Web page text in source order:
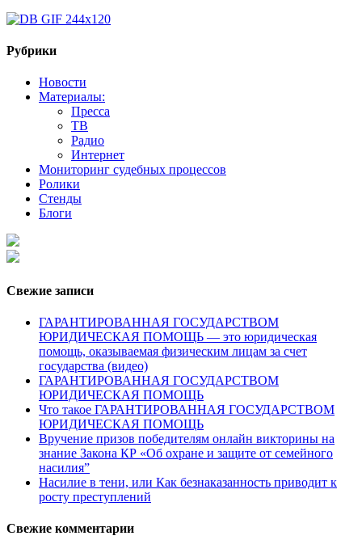
Рубрики
Новости
Материалы:
Пресса
ТВ
Радио
Интернет
Мониторинг судебных процессов
Ролики
Стенды
Блоги
Свежие записи
ГАРАНТИРОВАННАЯ ГОСУДАРСТВОМ
ЮРИДИЧЕСКАЯ ПОМОЩЬ — это юридическая
помощь, оказываемая физическим лицам за счет
государства (видео)
ГАРАНТИРОВАННАЯ ГОСУДАРСТВОМ
ЮРИДИЧЕСКАЯ ПОМОЩЬ
Что такое ГАРАНТИРОВАННАЯ ГОСУДАРСТВОМ
ЮРИДИЧЕСКАЯ ПОМОЩЬ
Вручение призов победителям онлайн викторины на
знание Закона КР «Об охране и защите от семейного
насилия”
Насилие в тени, или Как безнаказанность приводит к
росту преступлений
Свежие комментарии